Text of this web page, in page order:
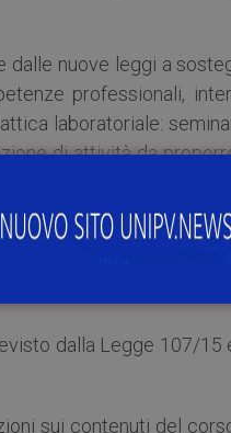
dalle nuove leggi a
professionali,
laboratoriale:
di attività da
il 23 e 25 febbraio e
dalla Legge 107/15
sui contenuti del